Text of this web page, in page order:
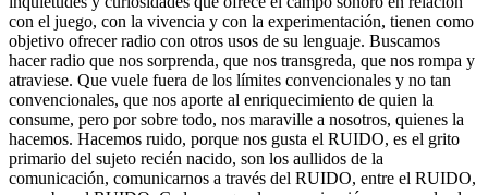
con el juego, con la vivencia y con la experimentación, tienen como
objetivo ofrecer radio con otros usos de su lenguaje. Buscamos
hacer radio que nos sorprenda, que nos transgreda, que nos rompa y
atraviese. Que vuele fuera de los límites convencionales y no tan
convencionales, que nos aporte al enriquecimiento de quien la
consume, pero por sobre todo, nos maraville a nosotros, quienes la
hacemos. Hacemos ruido, porque nos gusta el RUIDO, es el grito
primario del sujeto recién nacido, son los aullidos de la
comunicación, comunicarnos a través del RUIDO, entre el RUIDO,